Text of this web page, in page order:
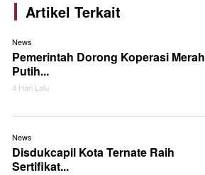
Artikel Terkait
News
Pemerintah Dorong Koperasi Merah
Putih...
4 Hari Lalu
News
Disdukcapil Kota Ternate Raih
Sertifikat...